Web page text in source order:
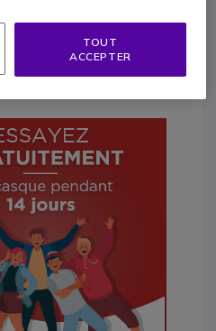
et confortable,
TOUT
ACCEPTER